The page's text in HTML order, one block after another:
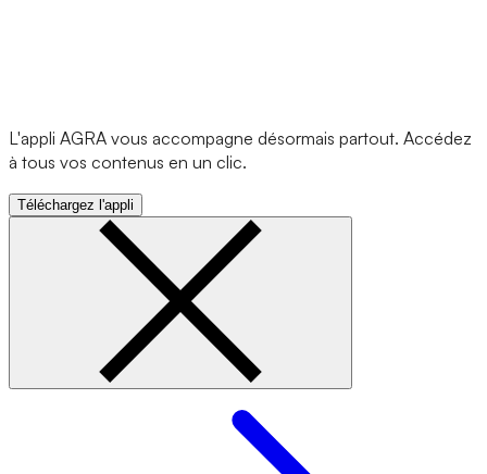
L'appli AGRA vous accompagne désormais partout. Accédez
à tous vos contenus en un clic.
Téléchargez l'appli